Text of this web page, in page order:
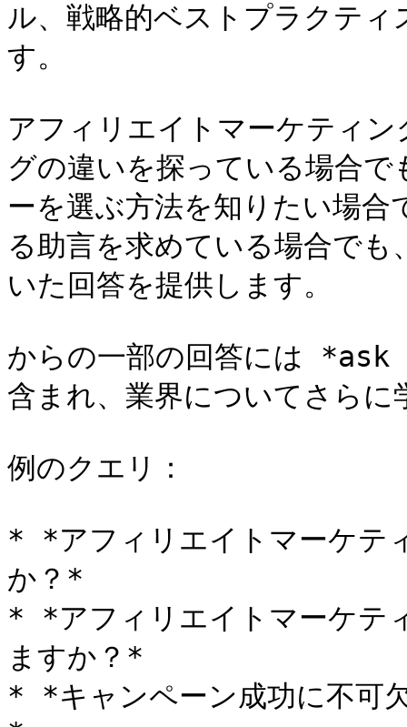
ル、戦略的ベストプラクテ
す。
アフィリエイトマーケティ
グの違いを探っている場合
ーを選ぶ方法を知りたい場
る助言を求めている場合で
いた回答を提供します。
からの一部の回答には
含まれ、業界についてさらに
例のクエリ：
* *アフィリエイトマーケテ
か？*
* *アフィリエイトマーケテ
ますか？*
* *キャンペーン成功に不可